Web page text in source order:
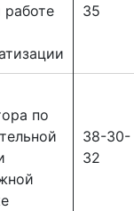
работе
35
по
38-30-
32